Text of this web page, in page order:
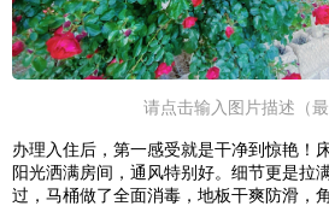
请点击输入图片描述（最
办理入住后，第一感受就是干净到惊艳！
阳光洒满房间，通风特别好。细节更是拉
过，马桶做了全面消毒，地板干爽防滑，